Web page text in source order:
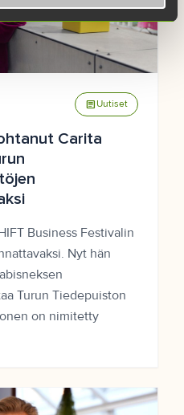
article Uutiset
Carita
Business Festivalin
Nyt hän
Turun Tiedepuiston
on nimitetty